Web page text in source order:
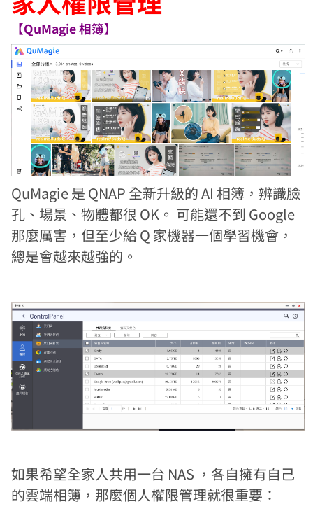
【QuMagie 相簿】
QuMagie 是 QNAP 全新升級的 AI 相簿，辨識臉
孔、場景、物體都很 OK。 可能還不到 Google
那麼厲害，但至少給 Q 家機器一個學習機會，
總是會越來越強的。
如果希望全家人共用一台 NAS ，各自擁有自己
的雲端相簿，那麼個人權限管理就很重要：